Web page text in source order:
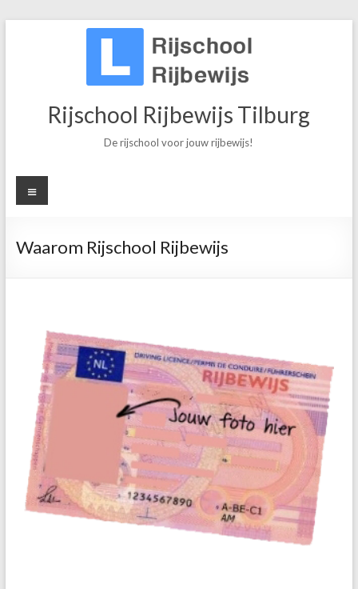
Rijschool Rijbewijs Tilburg
De rijschool voor jouw rijbewijs!
Menu
Waarom Rijschool Rijbewijs